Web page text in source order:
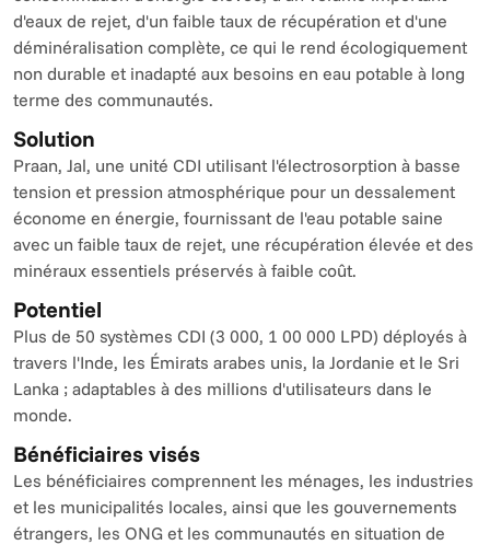
d'eaux de rejet, d'un faible taux de récupération et d'une
déminéralisation complète, ce qui le rend écologiquement
non durable et inadapté aux besoins en eau potable à long
terme des communautés.
Solution
Praan, Jal, une unité CDI utilisant l'électrosorption à basse
tension et pression atmosphérique pour un dessalement
économe en énergie, fournissant de l'eau potable saine
avec un faible taux de rejet, une récupération élevée et des
minéraux essentiels préservés à faible coût.
Potentiel
Plus de 50 systèmes CDI (3 000, 1 00 000 LPD) déployés à
travers l'Inde, les Émirats arabes unis, la Jordanie et le Sri
Lanka ; adaptables à des millions d'utilisateurs dans le
monde.
Bénéficiaires visés
Les bénéficiaires comprennent les ménages, les industries
et les municipalités locales, ainsi que les gouvernements
étrangers, les ONG et les communautés en situation de